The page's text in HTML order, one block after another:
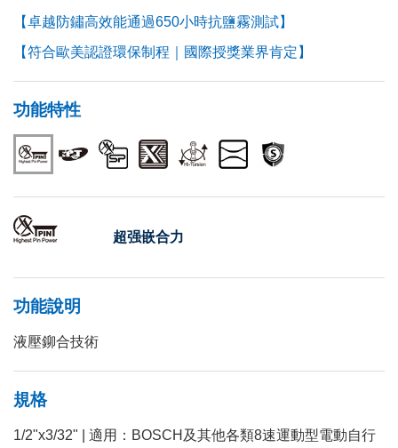
【卓越防鏽高效能通過650小時抗鹽霧測試】
【符合歐美認證環保制程｜國際授獎業界肯定】
功能特性
超强嵌合力
功能說明
液壓鉚合技術
規格
1/2"x3/32" | 適用：BOSCH及其他各類8速運動型電動自行